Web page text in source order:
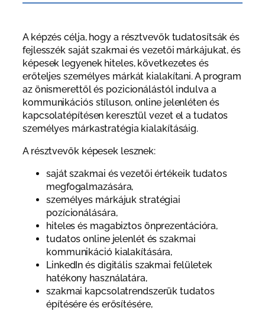
A képzés célja, hogy a résztvevők tudatosítsák és
fejlesszék saját szakmai és vezetői márkájukat, és
képesek legyenek hiteles, következetes és
erőteljes személyes márkát kialakítani. A program
az önismerettől és pozicionálástól indulva a
kommunikációs stíluson, online jelenléten és
kapcsolatépítésen keresztül vezet el a tudatos
személyes márkastratégia kialakításáig.
A résztvevők képesek lesznek:
saját szakmai és vezetői értékeik tudatos
megfogalmazására,
személyes márkájuk stratégiai
pozícionálására,
hiteles és magabiztos önprezentációra,
tudatos online jelenlét és szakmai
kommunikáció kialakítására,
LinkedIn és digitális szakmai felületek
hatékony használatára,
szakmai kapcsolatrendszerük tudatos
építésére és erősítésére,